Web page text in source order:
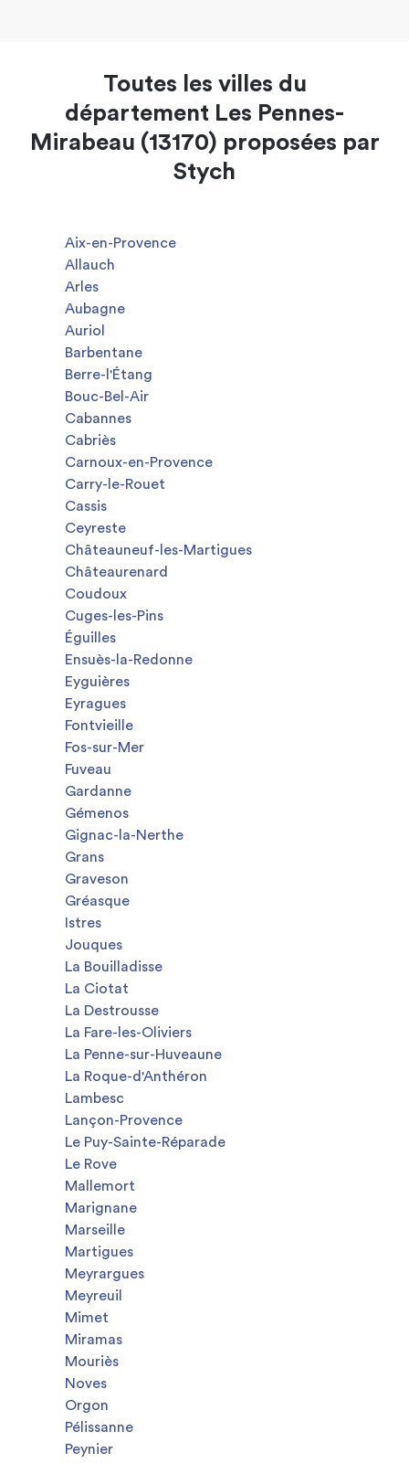
Toutes les villes du
département Les Pennes-
Mirabeau (13170) proposées par
Stych
Aix-en-Provence
Allauch
Arles
Aubagne
Auriol
Barbentane
Berre-l'Étang
Bouc-Bel-Air
Cabannes
Cabriès
Carnoux-en-Provence
Carry-le-Rouet
Cassis
Ceyreste
Châteauneuf-les-Martigues
Châteaurenard
Coudoux
Cuges-les-Pins
Éguilles
Ensuès-la-Redonne
Eyguières
Eyragues
Fontvieille
Fos-sur-Mer
Fuveau
Gardanne
Gémenos
Gignac-la-Nerthe
Grans
Graveson
Gréasque
Istres
Jouques
La Bouilladisse
La Ciotat
La Destrousse
La Fare-les-Oliviers
La Penne-sur-Huveaune
La Roque-d'Anthéron
Lambesc
Lançon-Provence
Le Puy-Sainte-Réparade
Le Rove
Mallemort
Marignane
Marseille
Martigues
Meyrargues
Meyreuil
Mimet
Miramas
Mouriès
Noves
Orgon
Pélissanne
Peynier